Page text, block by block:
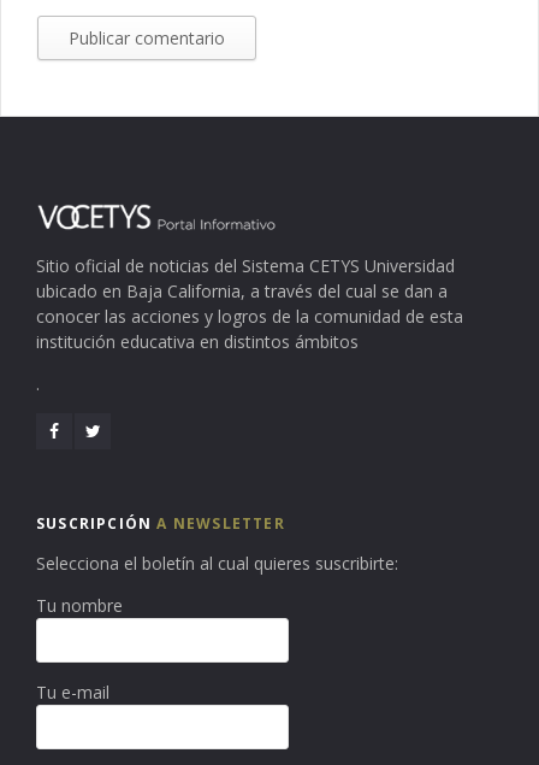
Sitio oficial de noticias del Sistema CETYS Universidad
ubicado en Baja California, a través del cual se dan a
conocer las acciones y logros de la comunidad de esta
institución educativa en distintos ámbitos
.
SUSCRIPCIÓNA NEWSLETTER
Selecciona el boletín al cual quieres suscribirte:
Tu nombre
Tu e-mail